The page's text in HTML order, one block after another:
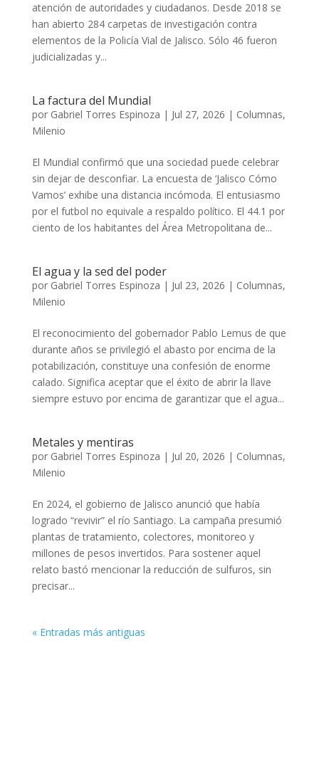
atención de autoridades y ciudadanos. Desde 2018 se
han abierto 284 carpetas de investigación contra
elementos de la Policía Vial de Jalisco. Sólo 46 fueron
judicializadas y...
La factura del Mundial
por Gabriel Torres Espinoza | Jul 27, 2026 | Columnas,
Milenio
El Mundial confirmó que una sociedad puede celebrar
sin dejar de desconfiar. La encuesta de ‘Jalisco Cómo
Vamos’ exhibe una distancia incómoda. El entusiasmo
por el futbol no equivale a respaldo político. El 44.1 por
ciento de los habitantes del Área Metropolitana de...
El agua y la sed del poder
por Gabriel Torres Espinoza | Jul 23, 2026 | Columnas,
Milenio
El reconocimiento del gobernador Pablo Lemus de que
durante años se privilegió el abasto por encima de la
potabilización, constituye una confesión de enorme
calado. Significa aceptar que el éxito de abrir la llave
siempre estuvo por encima de garantizar que el agua...
Metales y mentiras
por Gabriel Torres Espinoza | Jul 20, 2026 | Columnas,
Milenio
En 2024, el gobierno de Jalisco anunció que había
logrado “revivir” el río Santiago. La campaña presumió
plantas de tratamiento, colectores, monitoreo y
millones de pesos invertidos. Para sostener aquel
relato bastó mencionar la reducción de sulfuros, sin
precisar...
« Entradas más antiguas